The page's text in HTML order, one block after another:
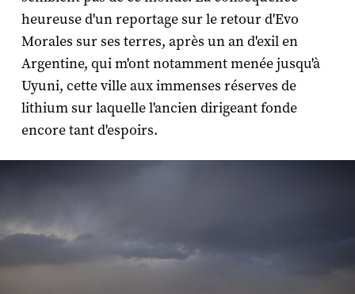
heureuse d'un reportage sur le retour d'Evo
Morales sur ses terres, après un an d'exil en
Argentine, qui m'ont notamment menée jusqu'à
Uyuni, cette ville aux immenses réserves de
lithium sur laquelle l'ancien dirigeant fonde
encore tant d'espoirs.